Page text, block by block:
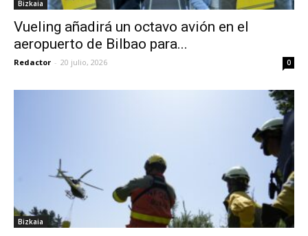
Bizkaia
Vueling añadirá un octavo avión en el
aeropuerto de Bilbao para...
Redactor - 20 julio, 2026 0
Bizkaia